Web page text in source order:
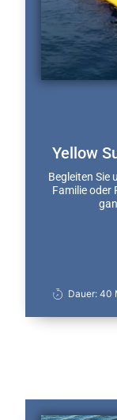
Yellow
Begleiten Sie
Familie oder
Dauer: 40